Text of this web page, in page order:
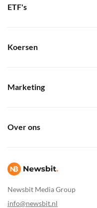
Newsbit Media Group
info@newsbit.nl
ETF's
Koersen
Marketing
Over ons